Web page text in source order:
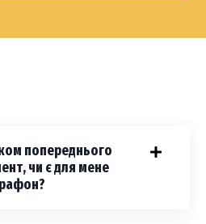
попереднього
чи є для мене